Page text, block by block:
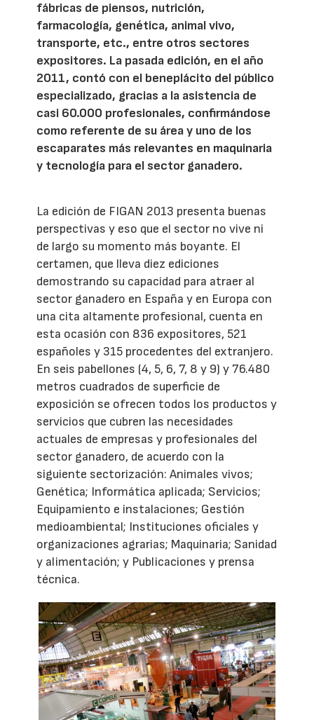
fábricas de piensos, nutrición,
farmacología, genética, animal vivo,
transporte, etc., entre otros sectores
expositores. La pasada edición, en el año
2011, contó con el beneplácito del público
especializado, gracias a la asistencia de
casi 60.000 profesionales, confirmándose
como referente de su área y uno de los
escaparates más relevantes en maquinaria
y tecnología para el sector ganadero.
La edición de FIGAN 2013 presenta buenas
perspectivas y eso que el sector no vive ni
de largo su momento más boyante. El
certamen, que lleva diez ediciones
demostrando su capacidad para atraer al
sector ganadero en España y en Europa con
una cita altamente profesional, cuenta en
esta ocasión con 836 expositores, 521
españoles y 315 procedentes del extranjero.
En seis pabellones (4, 5, 6, 7, 8 y 9) y 76.480
metros cuadrados de superficie de
exposición se ofrecen todos los productos y
servicios que cubren las necesidades
actuales de empresas y profesionales del
sector ganadero, de acuerdo con la
siguiente sectorización: Animales vivos;
Genética; Informática aplicada; Servicios;
Equipamiento e instalaciones; Gestión
medioambiental; Instituciones oficiales y
organizaciones agrarias; Maquinaria; Sanidad
y alimentación; y Publicaciones y prensa
técnica.